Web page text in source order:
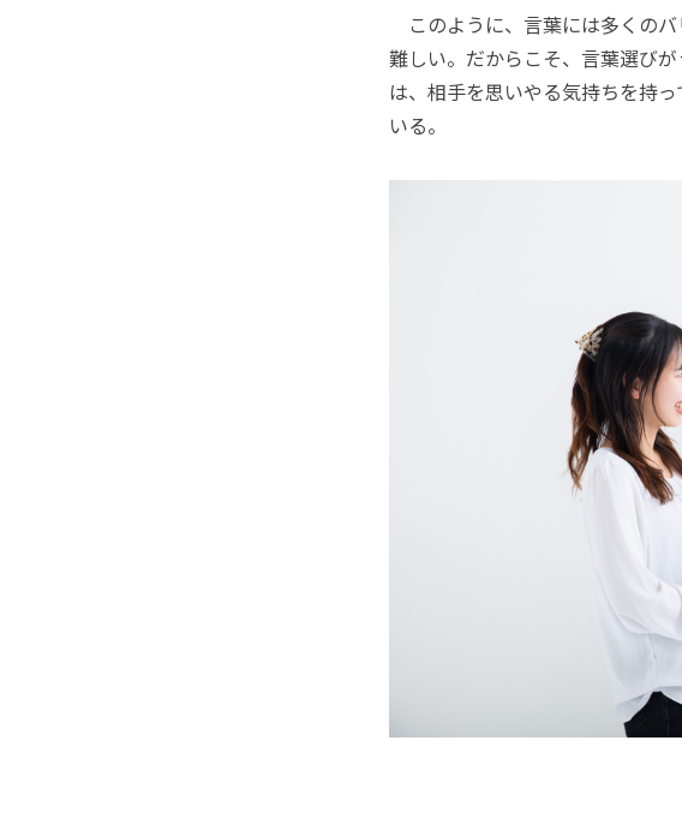
このように、言葉には多くの
難しい。だからこそ、言葉選び
は、相手を思いやる気持ちを持
いる。